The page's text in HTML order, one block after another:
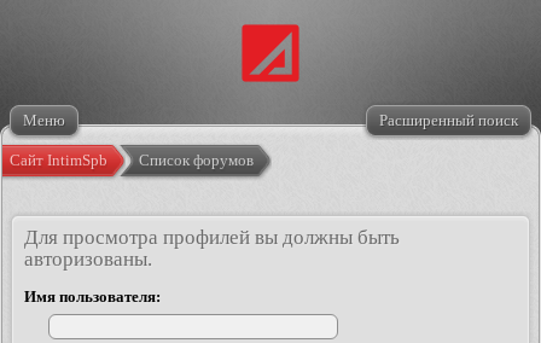
Меню Расширенный поиск
Сайт IntimSpb Список форумов
Для просмотра профилей вы должны быть
авторизованы.
Имя пользователя: